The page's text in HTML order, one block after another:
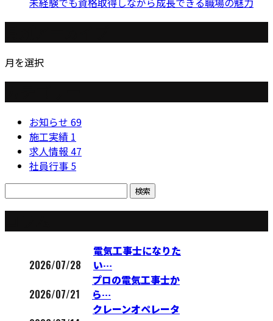
月を選択
お知らせ 69
施工実績 1
求人情報 47
社員行事 5
2026/07/28
電気工事士になりた
い…
2026/07/21
プロの電気工事士か
ら…
クレーンオペレータ